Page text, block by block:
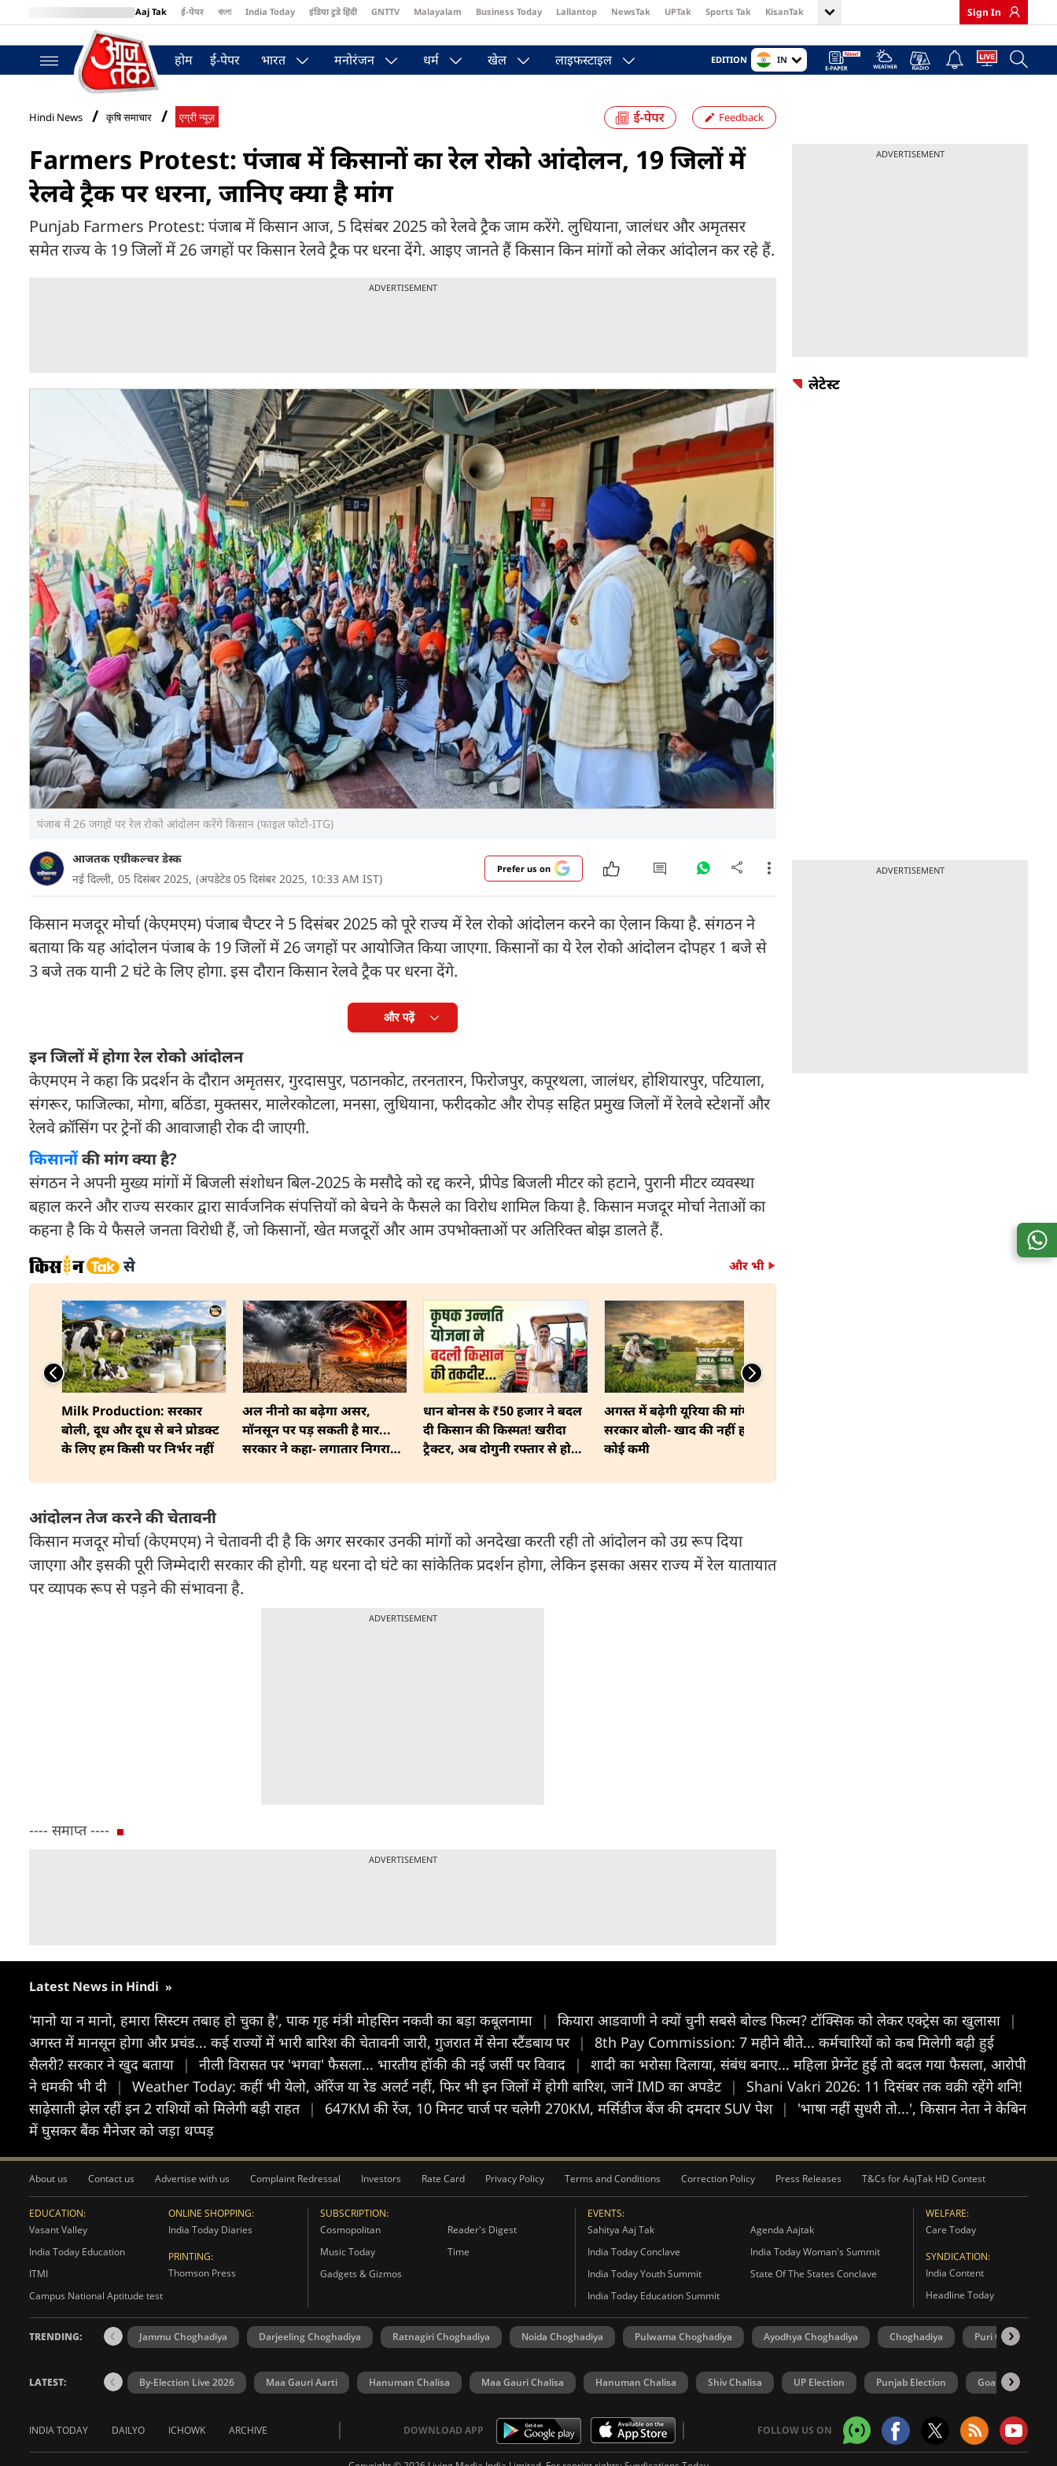
Aaj Tak ई-पेपर বাংলা India Today इंडिया टुडे हिंदी GNTTV Malayalam Business Today Lallantop NewsTak UPTak Sports Tak KisanTak
BT Bazaar
Sign In
होम ई-पेपर भारत मनोरंजन धर्म खेल लाइफस्टाइल EDITION IN
Hindi News कृषि समाचार एग्री न्यूज़ Feedback
Farmers Protest: पंजाब में किसानों का रेल रोको आंदोलन, 19 जिलों में
रेलवे ट्रैक पर धरना, जानिए क्या है मांग
Punjab Farmers Protest: पंजाब में किसान आज, 5 दिसंबर 2025 को रेलवे ट्रैक जाम करेंगे. लुधियाना, जालंधर और अमृतसर
समेत राज्य के 19 जिलों में 26 जगहों पर किसान रेलवे ट्रैक पर धरना देंगे. आइए जानते हैं किसान किन मांगों को लेकर आंदोलन कर रहे हैं.
ADVERTISEMENT
पंजाब में 26 जगहों पर रेल रोको आंदोलन करेंगे किसान (फाइल फोटो-ITG)
आजतक एग्रीकल्चर डेस्क
नई दिल्ली, 05 दिसंबर 2025, (अपडेटेड 05 दिसंबर 2025, 10:33 AM IST)
Prefer us on
किसान मजदूर मोर्चा (केएमएम) पंजाब चैप्टर ने 5 दिसंबर 2025 को पूरे राज्य में रेल रोको आंदोलन करने का ऐलान किया है. संगठन ने
बताया कि यह आंदोलन पंजाब के 19 जिलों में 26 जगहों पर आयोजित किया जाएगा. किसानों का ये रेल रोको आंदोलन दोपहर 1 बजे से
3 बजे तक यानी 2 घंटे के लिए होगा. इस दौरान किसान रेलवे ट्रैक पर धरना देंगे.
और पढ़ें
इन जिलों में होगा रेल रोको आंदोलन
केएमएम ने कहा कि प्रदर्शन के दौरान अमृतसर, गुरदासपुर, पठानकोट, तरनतारन, फिरोजपुर, कपूरथला, जालंधर, होशियारपुर, पटियाला,
संगरूर, फाजिल्का, मोगा, बठिंडा, मुक्तसर, मालेरकोटला, मनसा, लुधियाना, फरीदकोट और रोपड़ सहित प्रमुख जिलों में रेलवे स्टेशनों और
रेलवे क्रॉसिंग पर ट्रेनों की आवाजाही रोक दी जाएगी.
किसानों की मांग क्या है?
संगठन ने अपनी मुख्य मांगों में बिजली संशोधन बिल-2025 के मसौदे को रद्द करने, प्रीपेड बिजली मीटर को हटाने, पुरानी मीटर व्यवस्था
बहाल करने और राज्य सरकार द्वारा सार्वजनिक संपत्तियों को बेचने के फैसले का विरोध शामिल किया है. किसान मजदूर मोर्चा नेताओं का
कहना है कि ये फैसले जनता विरोधी हैं, जो किसानों, खेत मजदूरों और आम उपभोक्ताओं पर अतिरिक्त बोझ डालते हैं.
से
और भी
Milk Production: सरकार
बोली, दूध और दूध से बने प्रोडक्ट
के लिए हम किसी पर निर्भर नहीं
अल नीनो का बढ़ेगा असर,
मॉनसून पर पड़ सकती है मार...
सरकार ने कहा- लगातार निगरानी
धान बोनस के ₹50 हजार ने बदल
दी किसान की किस्मत! खरीदा
ट्रैक्टर, अब दोगुनी रफ्तार से होगी
अगस्त में बढ़ेगी यूरिया की मांग,
सरकार बोली- खाद की नहीं होगी
कोई कमी
आंदोलन तेज करने की चेतावनी
किसान मजदूर मोर्चा (केएमएम) ने चेतावनी दी है कि अगर सरकार उनकी मांगों को अनदेखा करती रही तो आंदोलन को उग्र रूप दिया
जाएगा और इसकी पूरी जिम्मेदारी सरकार की होगी. यह धरना दो घंटे का सांकेतिक प्रदर्शन होगा, लेकिन इसका असर राज्य में रेल यातायात
पर व्यापक रूप से पड़ने की संभावना है.
ADVERTISEMENT
---- समाप्त ----
ADVERTISEMENT
ADVERTISEMENT
लेटेस्ट
ADVERTISEMENT
Latest News in Hindi »
'मानो या न मानो, हमारा सिस्टम तबाह हो चुका है', पाक गृह मंत्री मोहसिन नकवी का बड़ा कबूलनामा | कियारा आडवाणी ने क्यों चुनी सबसे बोल्ड फिल्म? टॉक्सिक को लेकर एक्ट्रेस का खुलासा
|
अगस्त में मानसून होगा और प्रचंड... कई राज्यों में भारी बारिश की चेतावनी जारी, गुजरात में सेना स्टैंडबाय पर |
8th Pay Commission: 7 महीने बीते... कर्मचारियों को कब मिलेगी बढ़ी हुई
सैलरी? सरकार ने खुद बताया
| नीली विरासत पर 'भगवा' फैसला... भारतीय हॉकी की नई जर्सी पर विवाद |
शादी का भरोसा दिलाया, संबंध बनाए... महिला प्रेग्नेंट हुई तो बदल गया फैसला, आरोपी
ने धमकी भी दी
| Weather Today: कहीं भी येलो, ऑरेंज या रेड अलर्ट नहीं, फिर भी इन जिलों में होगी बारिश, जानें IMD का अपडेट |
Shani Vakri 2026: 11 दिसंबर तक वक्री रहेंगे शनि!
साढ़ेसाती झेल रहीं इन 2 राशियों को मिलेगी बड़ी राहत | 647KM की रेंज, 10 मिनट चार्ज पर चलेगी 270KM, मर्सिडीज बेंज की दमदार SUV पेश |
'भाषा नहीं सुधरी तो...', किसान नेता ने केबिन
में घुसकर बैंक मैनेजर को जड़ा थप्पड़
About us Contact us Advertise with us Complaint Redressal Investors Rate Card Privacy Policy Terms and Conditions Correction Policy Press Releases T&Cs for AajTak HD Contest
EDUCATION:
Vasant Valley
India Today Education
ITMI
Campus National Aptitude test
ONLINE SHOPPING:
India Today Diaries
PRINTING:
Thomson Press
SUBSCRIPTION:
Cosmopolitan
Reader's Digest
Music Today
Time
Gadgets & Gizmos
EVENTS:
Sahitya Aaj Tak
Agenda Aajtak
India Today Conclave
India Today Woman's Summit
India Today Youth Summit
State Of The States Conclave
India Today Education Summit
WELFARE:
Care Today
SYNDICATION:
India Content
Headline Today
TRENDING: Jammu Choghadiya Darjeeling Choghadiya Ratnagiri Choghadiya Noida Choghadiya Pulwama Choghadiya Ayodhya Choghadiya Choghadiya Puri Choghadiya
LATEST: By-Election Live 2026 Maa Gauri Aarti Hanuman Chalisa Maa Gauri Chalisa Hanuman Chalisa Shiv Chalisa UP Election Punjab Election Goa Election
INDIA TODAY DAILYO ICHOWK ARCHIVE DOWNLOAD APP FOLLOW US ON